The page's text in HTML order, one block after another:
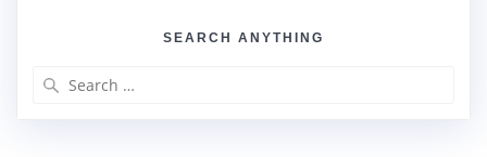
SEARCH ANYTHING